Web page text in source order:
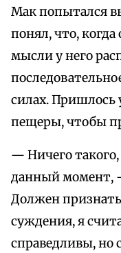
Мак попытался
понял, что,
мысли у него
силах. Пришлось
пещеры, чтобы
— Ничего
данный момент,
Должен
суждения, я
справедливы, но